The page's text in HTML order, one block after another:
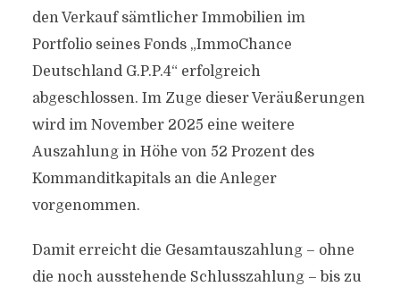
den Verkauf sämtlicher Immobilien im
Portfolio seines Fonds „ImmoChance
Deutschland G.P.P.4“ erfolgreich
abgeschlossen. Im Zuge dieser Veräußerungen
wird im November 2025 eine weitere
Auszahlung in Höhe von 52 Prozent des
Kommanditkapitals an die Anleger
vorgenommen.
Damit erreicht die Gesamtauszahlung – ohne
die noch ausstehende Schlusszahlung – bis zu